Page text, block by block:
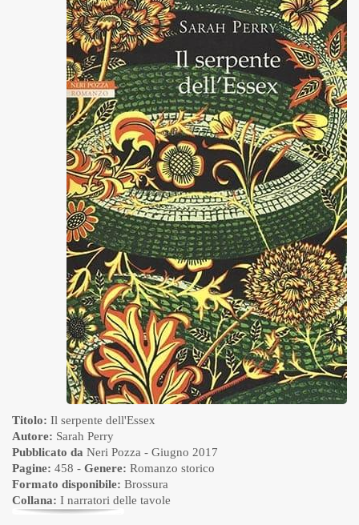
Titolo: Il serpente dell'Essex
Autore: Sarah Perry
Pubblicato da Neri Pozza - Giugno 2017
Pagine: 458 - Genere: Romanzo storico
Formato disponibile: Brossura
Collana: I narratori delle tavole